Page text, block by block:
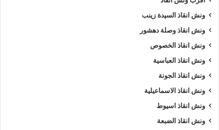
ونش انقاذ السيدة زينب
ونش انقاذ وصلة دهشور
ونش انقاذ الخصوص
ونش انقاذ العباسية
ونش انقاذ الجونة
ونش انقاذ الاسماعيلية
ونش انقاذ اسيوط
ونش انقاذ الضبعة